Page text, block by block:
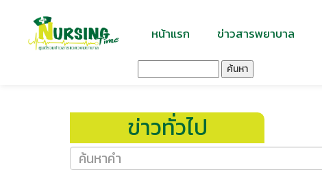
หน้าแรก ข่าวสารพยาบาล
ค้นหา
ข่าวทั่วไป